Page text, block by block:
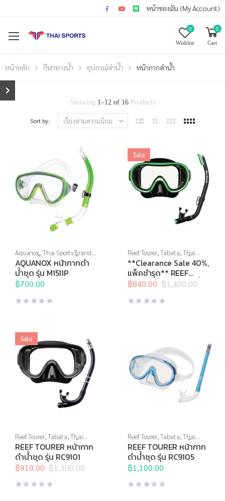
หน้าของฉัน (My Account)
0
Wishlist
0
Cart
หน้าหลัก กีฬาทางน้ำ อุปกรณ์ดำน้ำ หน้ากากดำน้ำ
Showing 1–12of 16Products
Sort by:
Aquanox, Thai Sports Brand,
กีฬาทางน้ำ,หน้ากากดำน้ำ,
อุปกรณ์ดำน้ำ
AQUANOX หน้ากากดำ
น้ำชุด รุ่น M1511P
฿700.00
Sale
Reef Tourer,Tabata,Thai
Sports Brand,กีฬาทางน้ำ,
หน้ากากดำน้ำ,อุปกรณ์ดำน้ำ
**Clearance Sale 40%,
แพ็คชำรุด** REEF
TOURER หน้ากากดำน้ำ
฿1,400.00
Original
price
was:
฿840.00
Current
price
is:
Sale
Reef Tourer,Tabata,Thai
Sports Brand,กีฬาทางน้ำ,
หน้ากากดำน้ำ,อุปกรณ์ดำน้ำ
REEF TOURER หน้ากาก
ดำน้ำชุด รุ่น RC9101
฿1,300.00
Original
price
was:
฿910.00
Current
price
is:
Reef Tourer,Tabata,Thai
Sports Brand,กีฬาทางน้ำ,
หน้ากากดำน้ำ,อุปกรณ์ดำน้ำ
REEF TOURER หน้ากาก
ดำน้ำชุด รุ่น RC9105
฿1,100.00